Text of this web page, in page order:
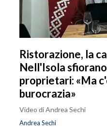
Ristorazione, la
Nell'Isola
proprietari: «Ma
burocrazia»
Video di Andrea Sechi
Andrea Sechi